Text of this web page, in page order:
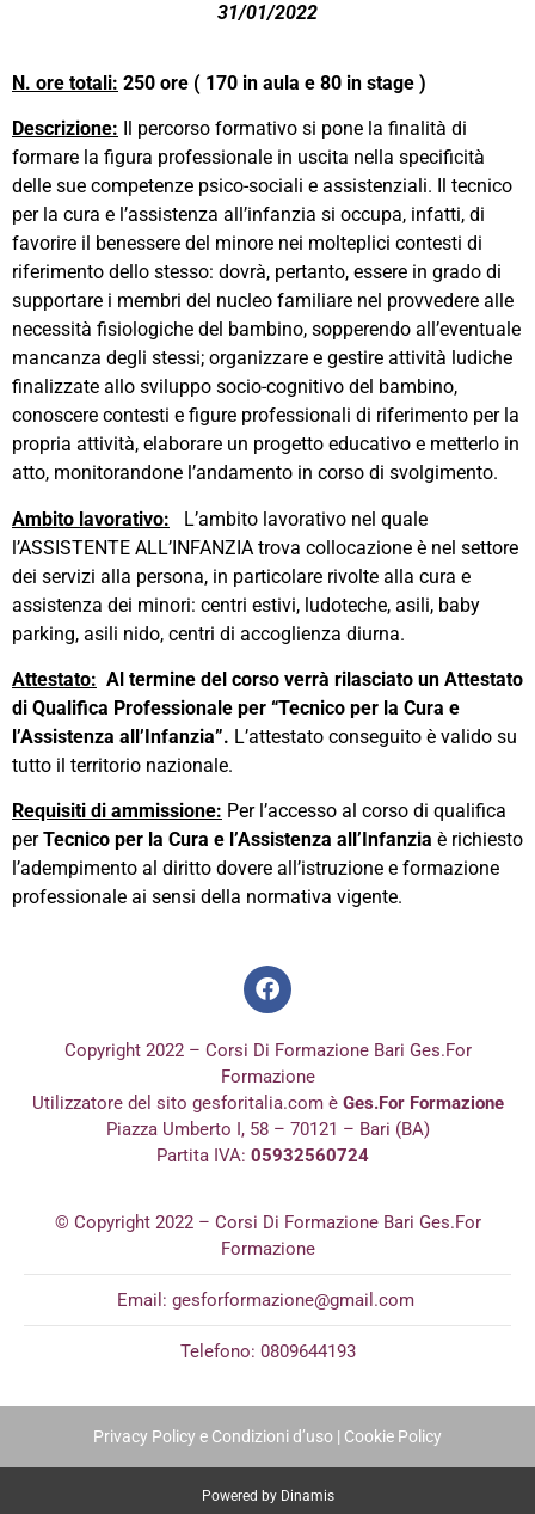
31/01/2022
N. ore totali: 250 ore ( 170 in aula e 80 in stage )
Descrizione: Il percorso formativo si pone la finalità di
formare la figura professionale in uscita nella specificità
delle sue competenze psico-sociali e assistenziali. Il tecnico
per la cura e l’assistenza all’infanzia si occupa, infatti, di
favorire il benessere del minore nei molteplici contesti di
riferimento dello stesso: dovrà, pertanto, essere in grado di
supportare i membri del nucleo familiare nel provvedere alle
necessità fisiologiche del bambino, sopperendo all’eventuale
mancanza degli stessi; organizzare e gestire attività ludiche
finalizzate allo sviluppo socio-cognitivo del bambino,
conoscere contesti e figure professionali di riferimento per la
propria attività, elaborare un progetto educativo e metterlo in
atto, monitorandone l’andamento in corso di svolgimento.
Ambito lavorativo:
L’ambito lavorativo nel quale
l’ASSISTENTE ALL’INFANZIA trova collocazione è nel settore
dei servizi alla persona, in particolare rivolte alla cura e
assistenza dei minori: centri estivi, ludoteche, asili, baby
parking, asili nido, centri di accoglienza diurna.
Attestato: Al termine del corso verrà rilasciato un Attestato
di Qualifica Professionale per “Tecnico per la Cura e
l’Assistenza all’Infanzia”. L’attestato conseguito è valido su
tutto il territorio nazionale.
Requisiti di ammissione: Per l’accesso al corso di qualifica
perTecnico per la Cura e l’Assistenza all’Infanzia è richiesto
l’adempimento al diritto dovere all’istruzione e formazione
professionale ai sensi della normativa vigente.
Copyright 2022 – Corsi Di Formazione Bari Ges.For
Formazione
Utilizzatore del sito gesforitalia.com è Ges.For Formazione
Piazza Umberto I, 58 – 70121 – Bari (BA)
Partita IVA: 05932560724
© Copyright 2022 – Corsi Di Formazione Bari Ges.For
Formazione
Email: gesforformazione@gmail.com
Telefono: 0809644193
Privacy Policy e Condizioni d’uso | Cookie Policy
Powered by Dinamis